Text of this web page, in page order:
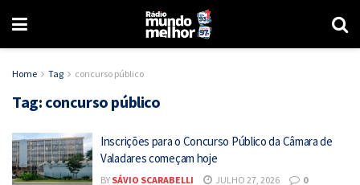
Home Tag concurso público
Tag: concurso público
Inscrições para o Concurso Público da Câmara de
Valadares começam hoje
BY SÁVIO SCARABELLI JULHO 27, 2026 0